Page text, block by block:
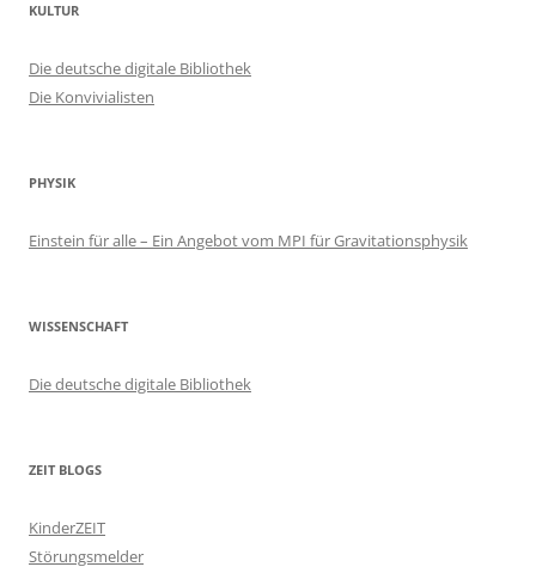
KULTUR
Die deutsche digitale Bibliothek
Die Konvivialisten
PHYSIK
Einstein für alle – Ein Angebot vom MPI für Gravitationsphysik
WISSENSCHAFT
Die deutsche digitale Bibliothek
ZEIT BLOGS
KinderZEIT
Störungsmelder